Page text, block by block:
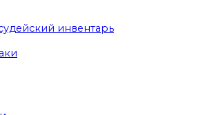
инвентарь